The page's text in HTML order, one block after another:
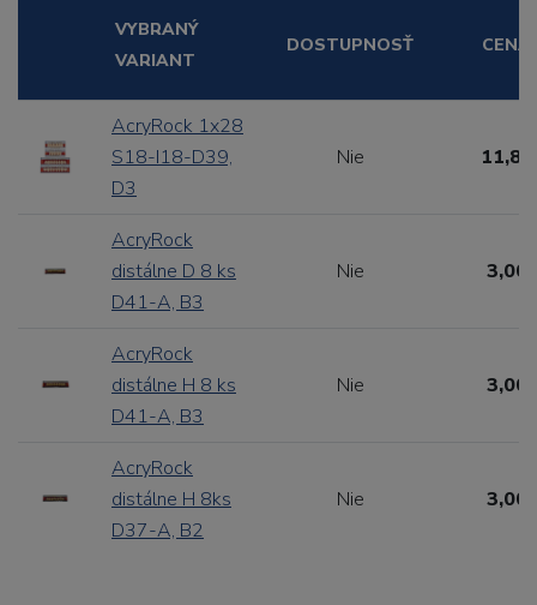
VYBRANÝ
VARIANT
DOSTUPNOSŤ CENA
AcryRock 1x28
S18-I18-D39,
D3
Nie
AcryRock
distálne D 8 ks
D41-A, B3
Nie 3,00
AcryRock
distálne H 8 ks
D41-A, B3
Nie 3,00
AcryRock
distálne H 8ks
D37-A, B2
Nie 3,00